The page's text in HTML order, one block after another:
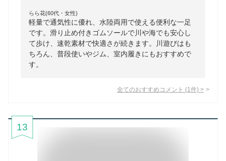
らら花(60代・女性)
軽量で通気性に優れ、水陸両用で使える便利な一足
です。滑り止め付きゴムソールで川や海でも安心し
て歩け、速乾素材で快適さが続きます。川遊びはも
ちろん、普段使いやジム、室内履きにもおすすめで
す。
全てのおすすめコメント (1 件) >
13